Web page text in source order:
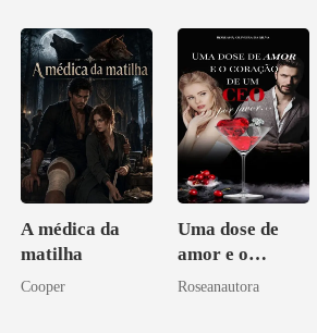
A médica da
matilha
Cooper
Uma dose de
amor e o
coração de um
Roseanautora